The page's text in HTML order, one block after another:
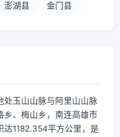
澎湖县 金门县
处玉山山脉与阿里山山脉
乡、梅山乡，南连高雄市
达1182.354平方公里，是